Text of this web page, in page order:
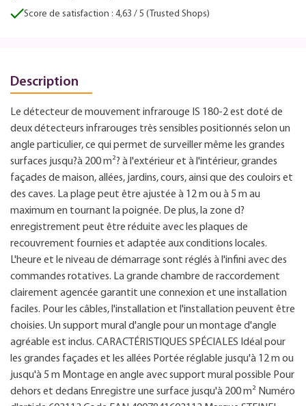
Score de satisfaction : 4,63 / 5 (Trusted Shops)
Description
Le détecteur de mouvement infrarouge IS 180-2 est doté de
deux détecteurs infrarouges très sensibles positionnés selon un
angle particulier, ce qui permet de surveiller même les grandes
surfaces jusqu?à 200 m²? à l'extérieur et à l'intérieur, grandes
façades de maison, allées, jardins, cours, ainsi que des couloirs et
des caves. La plage peut être ajustée à 12 m ou à 5 m au
maximum en tournant la poignée. De plus, la zone d?
enregistrement peut être réduite avec les plaques de
recouvrement fournies et adaptée aux conditions locales.
L'heure et le niveau de démarrage sont réglés à l'infini avec des
commandes rotatives. La grande chambre de raccordement
clairement agencée garantit une connexion et une installation
faciles. Pour les câbles, l'installation et l'installation peuvent être
choisies. Un support mural d'angle pour un montage d'angle
agréable est inclus. CARACTÉRISTIQUES SPÉCIALES Idéal pour
les grandes façades et les allées Portée réglable jusqu'à 12 m ou
jusqu'à 5 m Montage en angle avec support mural possible Pour
dehors et dedans Enregistre une surface jusqu'à 200 m² Numéro